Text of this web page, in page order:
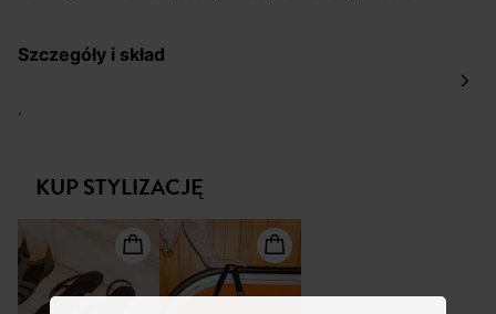
pośrednictwem DHL Express.
lub wymianę.
szczegóły i skład
.
KUP STYLIZACJĘ